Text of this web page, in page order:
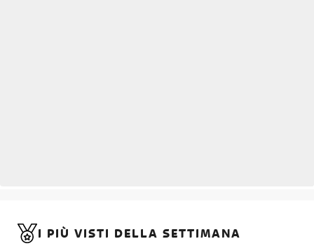
I PIÙ VISTI DELLA SETTIMANA